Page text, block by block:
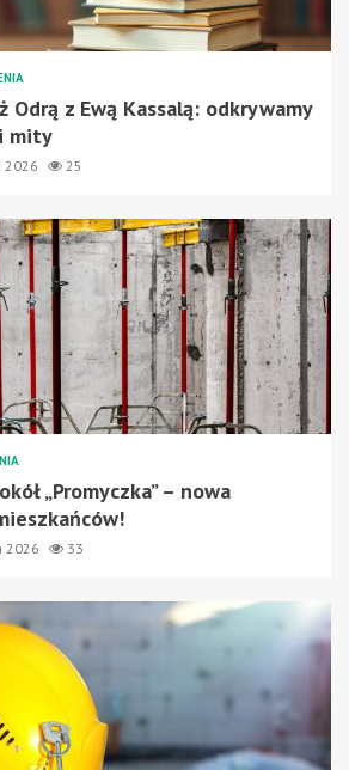
Odrą z Ewą Kassalą: odkrywamy
mity
2026 25
„Promyczka” – nowa
2026 33